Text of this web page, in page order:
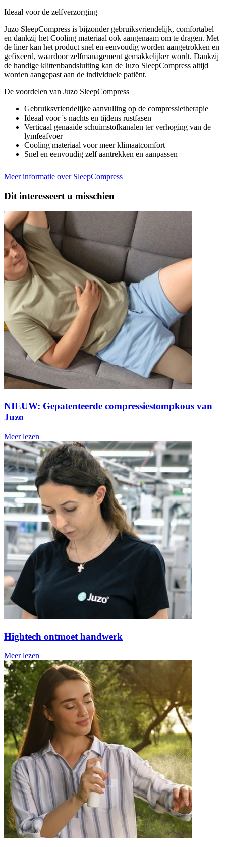
Ideaal voor de zelfverzorging
Juzo SleepCompress is bijzonder gebruiksvriendelijk, comfortabel
en dankzij het Cooling materiaal ook aangenaam om te dragen. Met
de liner kan het product snel en eenvoudig worden aangetrokken en
gefixeerd, waardoor zelfmanagement gemakkelijker wordt. Dankzij
de handige klittenbandsluiting kan de Juzo SleepCompress altijd
worden aangepast aan de individuele patiënt.
De voordelen van Juzo SleepCompress
Gebruiksvriendelijke aanvulling op de compressietherapie
Ideaal voor 's nachts en tijdens rustfasen
Verticaal genaaide schuimstofkanalen ter verhoging van de
lymfeafvoer
Cooling materiaal voor meer klimaatcomfort
Snel en eenvoudig zelf aantrekken en aanpassen
Meer informatie over SleepCompress
Dit interesseert u misschien
NIEUW: Gepatenteerde compressiestompkous van
Juzo
Meer lezen
Hightech ontmoet handwerk
Meer lezen